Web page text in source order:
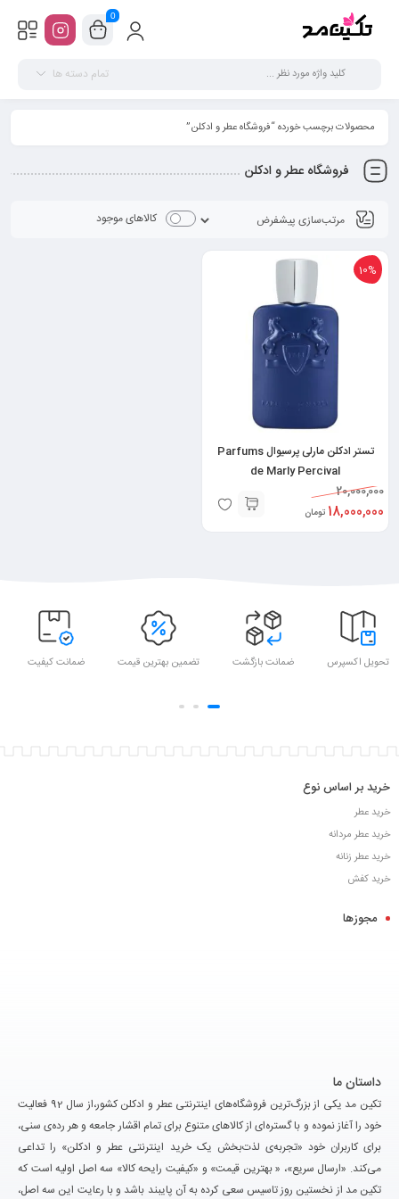
0
تمام دسته ها
محصولات برچسب خورده “فروشگاه عطر و ادکلن”
فروشگاه عطر و ادکلن
کالاهای موجود
10%
تستر ادکلن مارلی پرسیوال Parfums
de Marly Percival
20,000,000
18,000,000 تومان
تحویل اکسپرس ضمانت بازگشت تضمین بهترین قیمت ضمانت کیفیت
خرید بر اساس نوع
خرید عطر
خرید عطر مردانه
خرید عطر زنانه
خرید کفش
مجوزها
داستان ما
تکین مد یکی از بزرگ‌ترین فروشگاه‌های اینترنتی عطر و ادکلن کشور،از سال 92 فعالیت
خود را آغاز نموده و با گستره‌ای از کالاهای متنوع برای تمام اقشار جامعه و هر رده‌ی سنی،
برای کاربران خود «تجربه‌ی لذت‌بخش یک خرید اینترنتی عطر و ادکلن» را تداعی
می‌کند. «ارسال سریع»، « بهترین قیمت» و «کیفیت رایحه کالا» سه اصل اولیه است که
تکین مد از نخستین روز تاسیس سعی کرده به آن پایبند باشد و با رعایت این سه اصل،